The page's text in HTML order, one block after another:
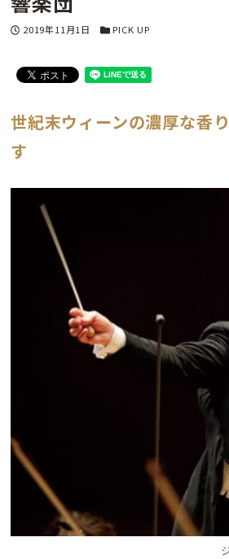
投稿日
2019年11月1日 カテゴリー
PICK UP
世紀末ウィーンの濃厚な香
す